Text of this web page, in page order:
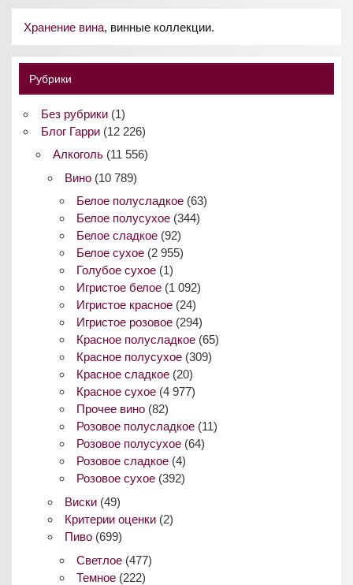
Хранение вина, винные коллекции.
Рубрики
Без рубрики(1)
Блог Гарри(12 226)
Алкоголь(11 556)
Вино(10 789)
Белое полусладкое (63)
Белое полусухое (344)
Белое сладкое (92)
Белое сухое (2 955)
Голубое сухое (1)
Игристое белое (1 092)
Игристое красное (24)
Игристое розовое (294)
Красное полусладкое (65)
Красное полусухое (309)
Красное сладкое (20)
Красное сухое (4 977)
Прочее вино (82)
Розовое полусладкое (11)
Розовое полусухое (64)
Розовое сладкое (4)
Розовое сухое (392)
Виски(49)
Критерии оценки(2)
Пиво(699)
Светлое (477)
Темное (222)